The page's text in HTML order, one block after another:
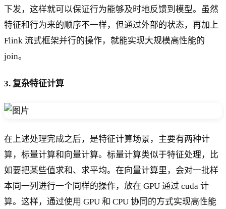
下发，这样就可以保证行为能够及时地反馈到模型。虽然
特征和行为来的顺序不一样，但通过外部的状态，再加上
Flink 流式框架并行的操作，就能实现大规模高性能的
join。
3. 复杂特征计算
在上述处理完成之后，是特征计算场景，主要有两种计
算，标量计算和向量计算。标量计算类似于特征处理，比
如要把某些值求和、求平均。在向量计算里，会对一批样
本同一列进行一个同样的操作，放在 GPU 通过 cuda 计
算。这样，通过使用 GPU 和 CPU 协同的方式实现高性能